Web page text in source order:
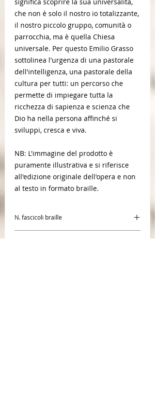
che non è solo il nostro io totalizzante,
il nostro piccolo gruppo, comunità o
parrocchia, ma è quella Chiesa
universale. Per questo Emilio Grasso
sottolinea l'urgenza di una pastorale
dell'intelligenza, una pastorale della
cultura per tutti: un percorso che
permette di impiegare tutta la
ricchezza di sapienza e scienza che
Dio ha nella persona affinché si
sviluppi, cresca e viva.
NB: L'immagine del prodotto è
puramente illustrativa e si riferisce
all'edizione originale dell'opera e non
al testo in formato braille.
N. fascicoli braille